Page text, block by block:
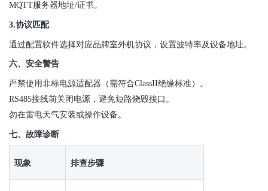
MQTT服务器地址/证书。
3.协议匹配
通过配置软件选择对应品牌室外机协议，设置波特率及设备地址。
六、安全警告
严禁使用非标电源适配器（需符合ClassII绝缘标准）。
RS485接线前关闭电源，避免短路烧毁接口。
勿在雷电天气安装或操作设备。
七、故障诊断
现象 排查步骤